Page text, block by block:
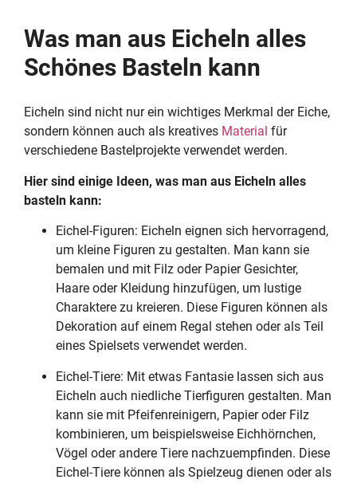
Was man aus Eicheln alles
Schönes Basteln kann
Eicheln sind nicht nur ein wichtiges Merkmal der Eiche,
sondern können auch als kreatives Material für
verschiedene Bastelprojekte verwendet werden.
Hier sind einige Ideen, was man aus Eicheln alles
basteln kann:
Eichel-Figuren: Eicheln eignen sich hervorragend,
um kleine Figuren zu gestalten. Man kann sie
bemalen und mit Filz oder Papier Gesichter,
Haare oder Kleidung hinzufügen, um lustige
Charaktere zu kreieren. Diese Figuren können als
Dekoration auf einem Regal stehen oder als Teil
eines Spielsets verwendet werden.
Eichel-Tiere: Mit etwas Fantasie lassen sich aus
Eicheln auch niedliche Tierfiguren gestalten. Man
kann sie mit Pfeifenreinigern, Papier oder Filz
kombinieren, um beispielsweise Eichhörnchen,
Vögel oder andere Tiere nachzuempfinden. Diese
Eichel-Tiere können als Spielzeug dienen oder als